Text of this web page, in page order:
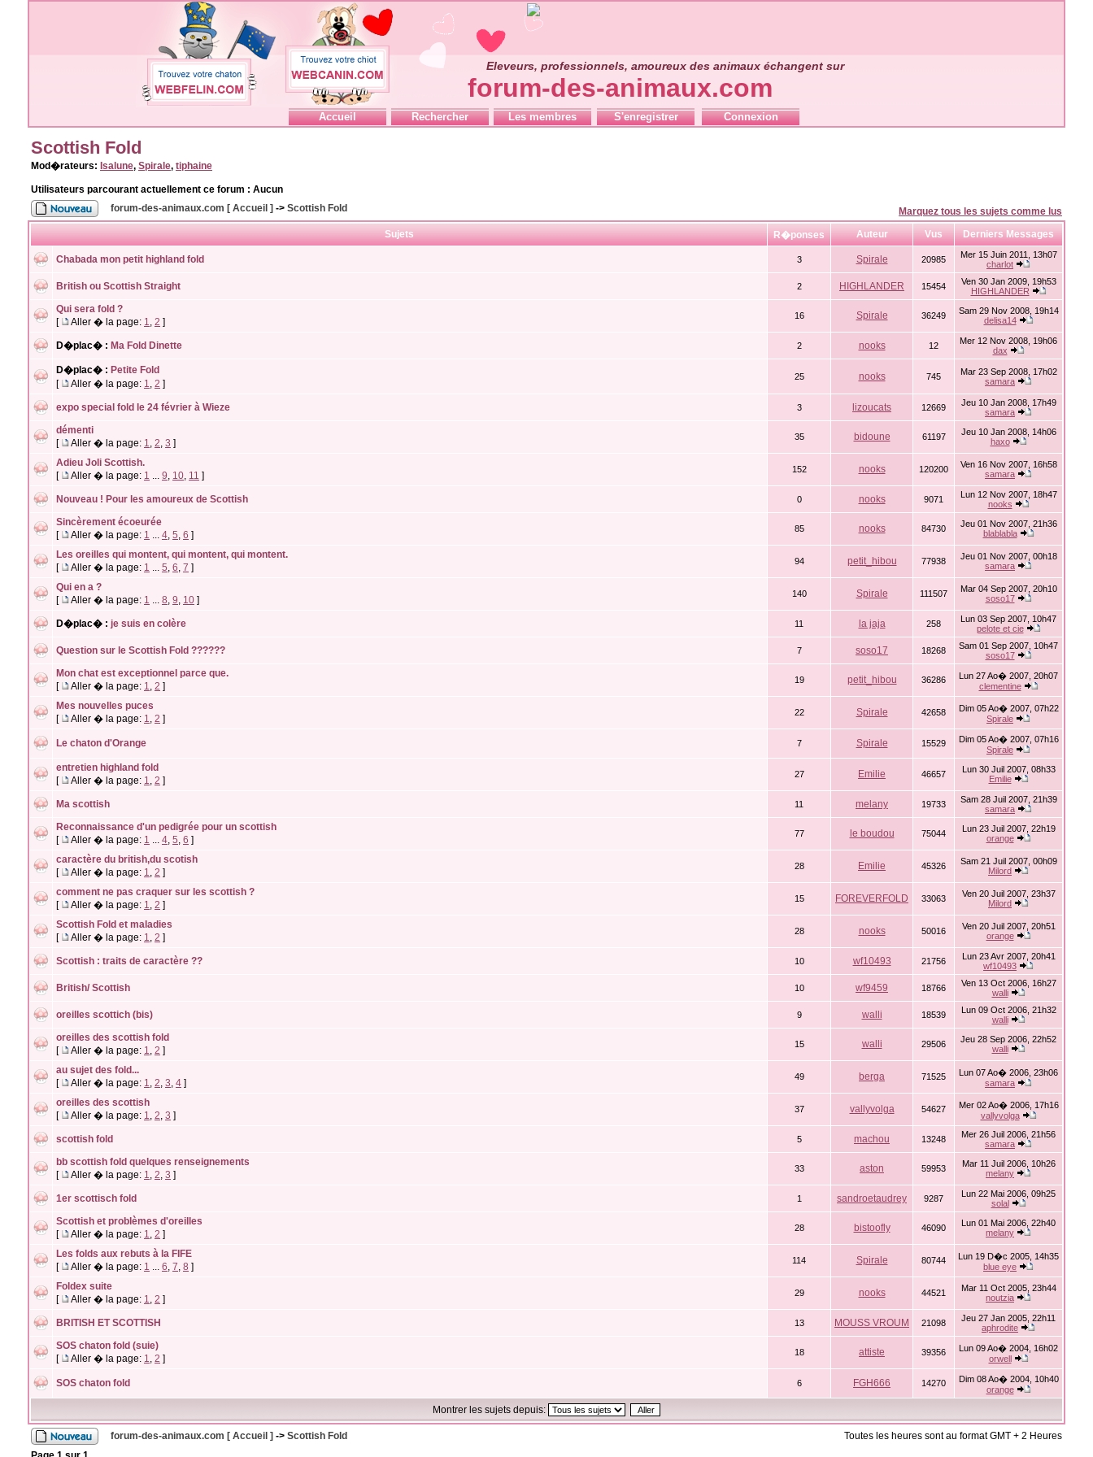
forum-des-animaux.com
Eleveurs, professionnels, amoureux des animaux échangent sur
Accueil Rechercher Les membres S'enregistrer Connexion
Scottish Fold
Mod�rateurs: Isalune, Spirale, tiphaine
Utilisateurs parcourant actuellement ce forum : Aucun
forum-des-animaux.com [ Accueil ] -> Scottish Fold
Marquez tous les sujets comme lus
Sujets
R�ponses Auteur Vus Derniers Messages
Chabada mon petit highland fold 3 Spirale 20985
Mer 15 Juin 2011, 13h07
charlot
British ou Scottish Straight 2 HIGHLANDER 15454
Ven 30 Jan 2009, 19h53
HIGHLANDER
Qui sera fold ?
[
Aller � la page: 1, 2 ]
16 Spirale 36249
Sam 29 Nov 2008, 19h14
delisa14
D�plac� : Ma Fold Dinette 2 nooks 12
Mer 12 Nov 2008, 19h06
dax
D�plac� : Petite Fold
[
Aller � la page: 1, 2 ]
25 nooks 745
Mar 23 Sep 2008, 17h02
samara
expo special fold le 24 février à Wieze 3 lizoucats 12669
Jeu 10 Jan 2008, 17h49
samara
démenti
[
Aller � la page: 1, 2, 3 ]
35 bidoune 61197
Jeu 10 Jan 2008, 14h06
haxo
Adieu Joli Scottish.
[
Aller � la page: 1 ... 9, 10, 11 ]
152 nooks 120200
Ven 16 Nov 2007, 16h58
samara
Nouveau ! Pour les amoureux de Scottish 0 nooks 9071
Lun 12 Nov 2007, 18h47
nooks
Sincèrement écoeurée
[
Aller � la page: 1 ... 4, 5, 6 ]
85 nooks 84730
Jeu 01 Nov 2007, 21h36
blablabla
Les oreilles qui montent, qui montent, qui montent.
[
Aller � la page: 1 ... 5, 6, 7 ]
94 petit_hibou 77938
Jeu 01 Nov 2007, 00h18
samara
Qui en a ?
[
Aller � la page: 1 ... 8, 9, 10 ]
140 Spirale 111507
Mar 04 Sep 2007, 20h10
soso17
D�plac� : je suis en colère 11 la jaja 258
Lun 03 Sep 2007, 10h47
pelote et cie
Question sur le Scottish Fold ?????? 7 soso17 18268
Sam 01 Sep 2007, 10h47
soso17
Mon chat est exceptionnel parce que.
[
Aller � la page: 1, 2 ]
19 petit_hibou 36286
Lun 27 Ao� 2007, 20h07
clementine
Mes nouvelles puces
[
Aller � la page: 1, 2 ]
22 Spirale 42658
Dim 05 Ao� 2007, 07h22
Spirale
Le chaton d'Orange 7 Spirale 15529
Dim 05 Ao� 2007, 07h16
Spirale
entretien highland fold
[
Aller � la page: 1, 2 ]
27 Emilie 46657
Lun 30 Juil 2007, 08h33
Emilie
Ma scottish 11 melany 19733
Sam 28 Juil 2007, 21h39
samara
Reconnaissance d'un pedigrée pour un scottish
[
Aller � la page: 1 ... 4, 5, 6 ]
77 le boudou 75044
Lun 23 Juil 2007, 22h19
orange
caractère du british,du scotish
[
Aller � la page: 1, 2 ]
28 Emilie 45326
Sam 21 Juil 2007, 00h09
Milord
comment ne pas craquer sur les scottish ?
[
Aller � la page: 1, 2 ]
15 FOREVERFOLD 33063
Ven 20 Juil 2007, 23h37
Milord
Scottish Fold et maladies
[
Aller � la page: 1, 2 ]
28 nooks 50016
Ven 20 Juil 2007, 20h51
orange
Scottish : traits de caractère ?? 10 wf10493 21756
Lun 23 Avr 2007, 20h41
wf10493
British/ Scottish 10 wf9459 18766
Ven 13 Oct 2006, 16h27
walli
oreilles scottich (bis) 9 walli 18539
Lun 09 Oct 2006, 21h32
walli
oreilles des scottish fold
[
Aller � la page: 1, 2 ]
15 walli 29506
Jeu 28 Sep 2006, 22h52
walli
au sujet des fold...
[
Aller � la page: 1, 2, 3, 4 ]
49 berga 71525
Lun 07 Ao� 2006, 23h06
samara
oreilles des scottish
[
Aller � la page: 1, 2, 3 ]
37 vallyvolga 54627
Mer 02 Ao� 2006, 17h16
vallyvolga
scottish fold 5 machou 13248
Mer 26 Juil 2006, 21h56
samara
bb scottish fold quelques renseignements
[
Aller � la page: 1, 2, 3 ]
33 aston 59953
Mar 11 Juil 2006, 10h26
melany
1er scottisch fold 1 sandroetaudrey 9287
Lun 22 Mai 2006, 09h25
solal
Scottish et problèmes d'oreilles
[
Aller � la page: 1, 2 ]
28 bistoofly 46090
Lun 01 Mai 2006, 22h40
melany
Les folds aux rebuts à la FIFE
[
Aller � la page: 1 ... 6, 7, 8 ]
114 Spirale 80744
Lun 19 D�c 2005, 14h35
blue eye
Foldex suite
[
Aller � la page: 1, 2 ]
29 nooks 44521
Mar 11 Oct 2005, 23h44
noutzia
BRITISH ET SCOTTISH 13 MOUSS VROUM 21098
Jeu 27 Jan 2005, 22h11
aphrodite
SOS chaton fold (suie)
[
Aller � la page: 1, 2 ]
18 attiste 39356
Lun 09 Ao� 2004, 16h02
orwell
SOS chaton fold 6 FGH666 14270
Dim 08 Ao� 2004, 10h40
orange
Montrer les sujets depuis:
forum-des-animaux.com [ Accueil ] -> Scottish Fold
Toutes les heures sont au format GMT + 2 Heures